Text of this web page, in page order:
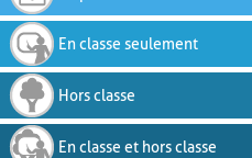
En classe seulement
Hors classe
En classe et hors classe